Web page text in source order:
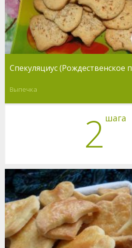
Спекуляциус (Рождественское
Выпечка
2 шага